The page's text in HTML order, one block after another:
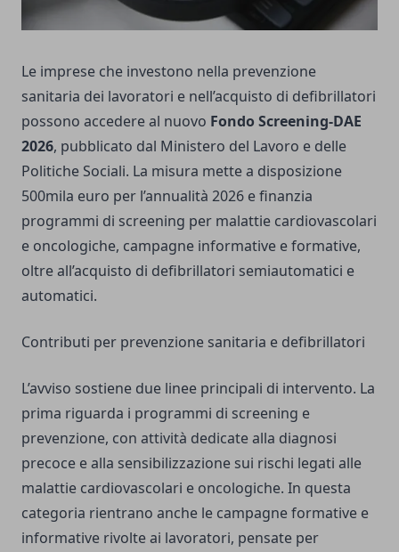
Le imprese che investono nella prevenzione
sanitaria dei lavoratori e nell’acquisto di defibrillatori
possono accedere al nuovo Fondo Screening-DAE
2026, pubblicato dal Ministero del Lavoro e delle
Politiche Sociali. La misura mette a disposizione
500mila euro per l’annualità 2026 e finanzia
programmi di screening per malattie cardiovascolari
e oncologiche, campagne informative e formative,
oltre all’acquisto di defibrillatori semiautomatici e
automatici.
Contributi per prevenzione sanitaria e defibrillatori
L’avviso sostiene due linee principali di intervento. La
prima riguarda i programmi di screening e
prevenzione, con attività dedicate alla diagnosi
precoce e alla sensibilizzazione sui rischi legati alle
malattie cardiovascolari e oncologiche. In questa
categoria rientrano anche le campagne formative e
informative rivolte ai lavoratori, pensate per